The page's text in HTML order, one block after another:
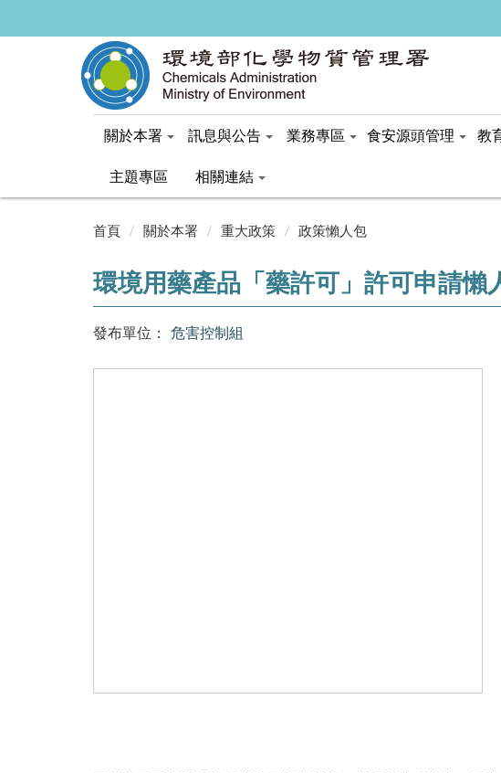
關於本署 訊息與公告 業務專區 食安源頭管理 教
主題專區 相關連結
首頁 關於本署 重大政策 政策懶人包
環境用藥產品「藥許可」許可申請懶
發布單位： 危害控制組